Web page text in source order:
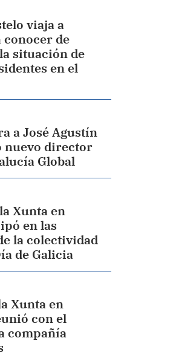
viaja a
conocer de
situación de
en el
a José Agustín
nuevo director
Global
Xunta en
en las
la colectividad
de Galicia
Xunta en
con el
compañía